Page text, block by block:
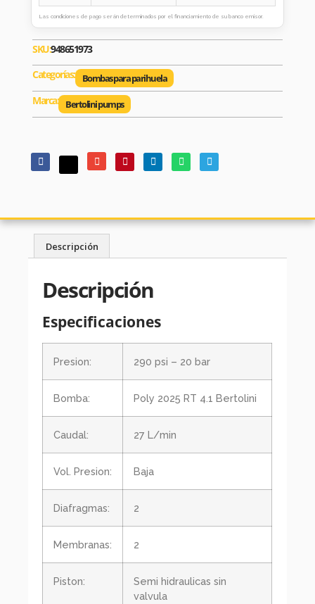
Las condiciones de pago serán determinados por el financiamiento de su banco emisor.
SKU:948651973
Categorías:
Bombas para parihuela
Marca: Bertolini pumps
Descripción
Descripción
Especificaciones
Presion: 290 psi – 20 bar
Bomba: Poly 2025 RT 4.1 Bertolini
Caudal: 27 L/min
Vol. Presion: Baja
Diafragmas: 2
Membranas: 2
Piston:
Semi hidraulicas sin
valvula